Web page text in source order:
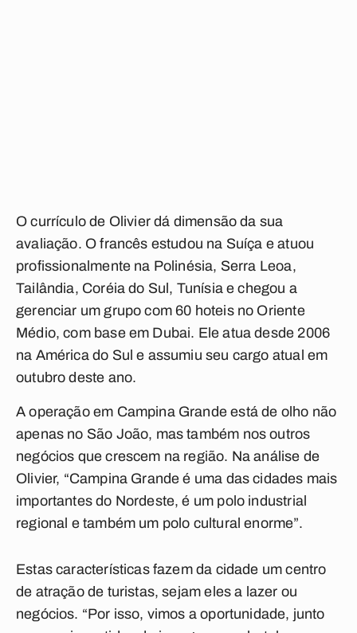
O currículo de Olivier dá dimensão da sua
avaliação. O francês estudou na Suíça e atuou
profissionalmente na Polinésia, Serra Leoa,
Tailândia, Coréia do Sul, Tunísia e chegou a
gerenciar um grupo com 60 hoteis no Oriente
Médio, com base em Dubai. Ele atua desde 2006
na América do Sul e assumiu seu cargo atual em
outubro deste ano.
A operação em Campina Grande está de olho não
apenas no São João, mas também nos outros
negócios que crescem na região. Na análise de
Olivier, “Campina Grande é uma das cidades mais
importantes do Nordeste, é um polo industrial
regional e também um polo cultural enorme”.
Estas características fazem da cidade um centro
de atração de turistas, sejam eles a lazer ou
negócios. “Por isso, vimos a oportunidade, junto